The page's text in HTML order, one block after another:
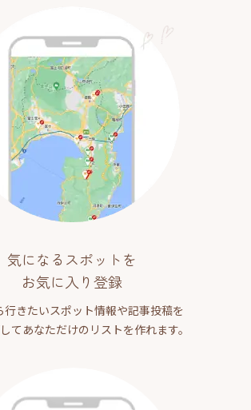
気になるスポットを
お気に入り登録
行きたいスポット情報や記事投稿を
てあなただけのリストを作れます。